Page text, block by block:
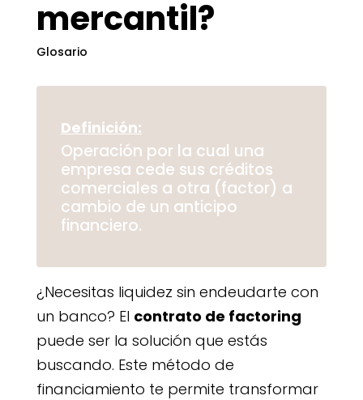
mercantil?
Glosario
Definición:
Operación por la cual una
empresa cede sus créditos
comerciales a otra (factor) a
cambio de un anticipo
financiero.
¿Necesitas liquidez sin endeudarte con
un banco? El contrato de factoring
puede ser la solución que estás
buscando. Este método de
financiamiento te permite transformar